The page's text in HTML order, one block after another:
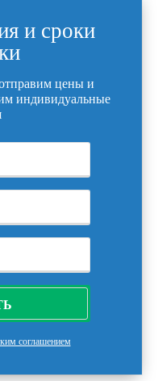
и сроки
цены и
индивидуальные
соглашением